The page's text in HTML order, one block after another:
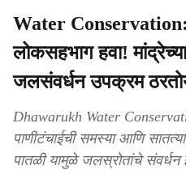
Water
लोकसहभाग हवा!
जलसंवर्धन उपक्रम
Dhawarukh Water
पाणीटंचाईची समस्या आणि
पातळी यामुळे जलस्रोतांचे